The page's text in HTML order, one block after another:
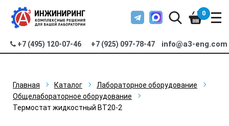
+7 (495) 120-07-46 +7 (925) 097-78-47 info@a3-eng.com
0
Главная Каталог
Лабораторное оборудование
Общелабораторное оборудование
Термостат жидкостный ВТ20-2